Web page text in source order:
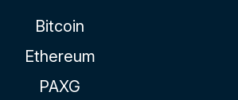
Bitcoin
Ethereum
PAXG